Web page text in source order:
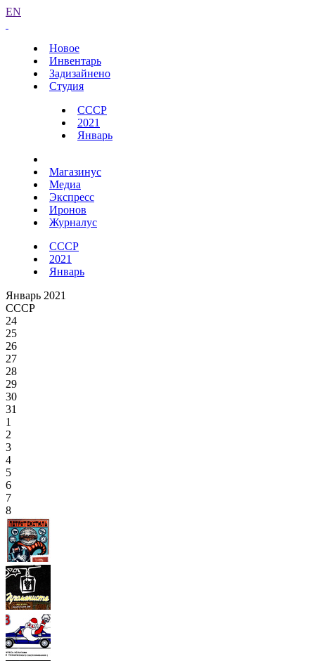
EN
Новое
Инвентарь
Задизайнено
Студия
СССР
2021
Январь
Магазинус
Медиа
Экспресс
Иронов
Журналус
СССР
2021
Январь
Январь 2021
СССР
24
25
26
27
28
29
30
31
1
2
3
4
5
6
7
8